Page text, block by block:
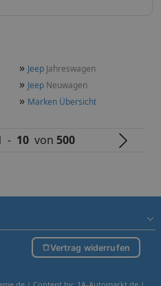
» Jeep Jahreswagen
» Jeep Neuwagen
» Marken Übersicht
- 10 von500
Vertrag widerrufen